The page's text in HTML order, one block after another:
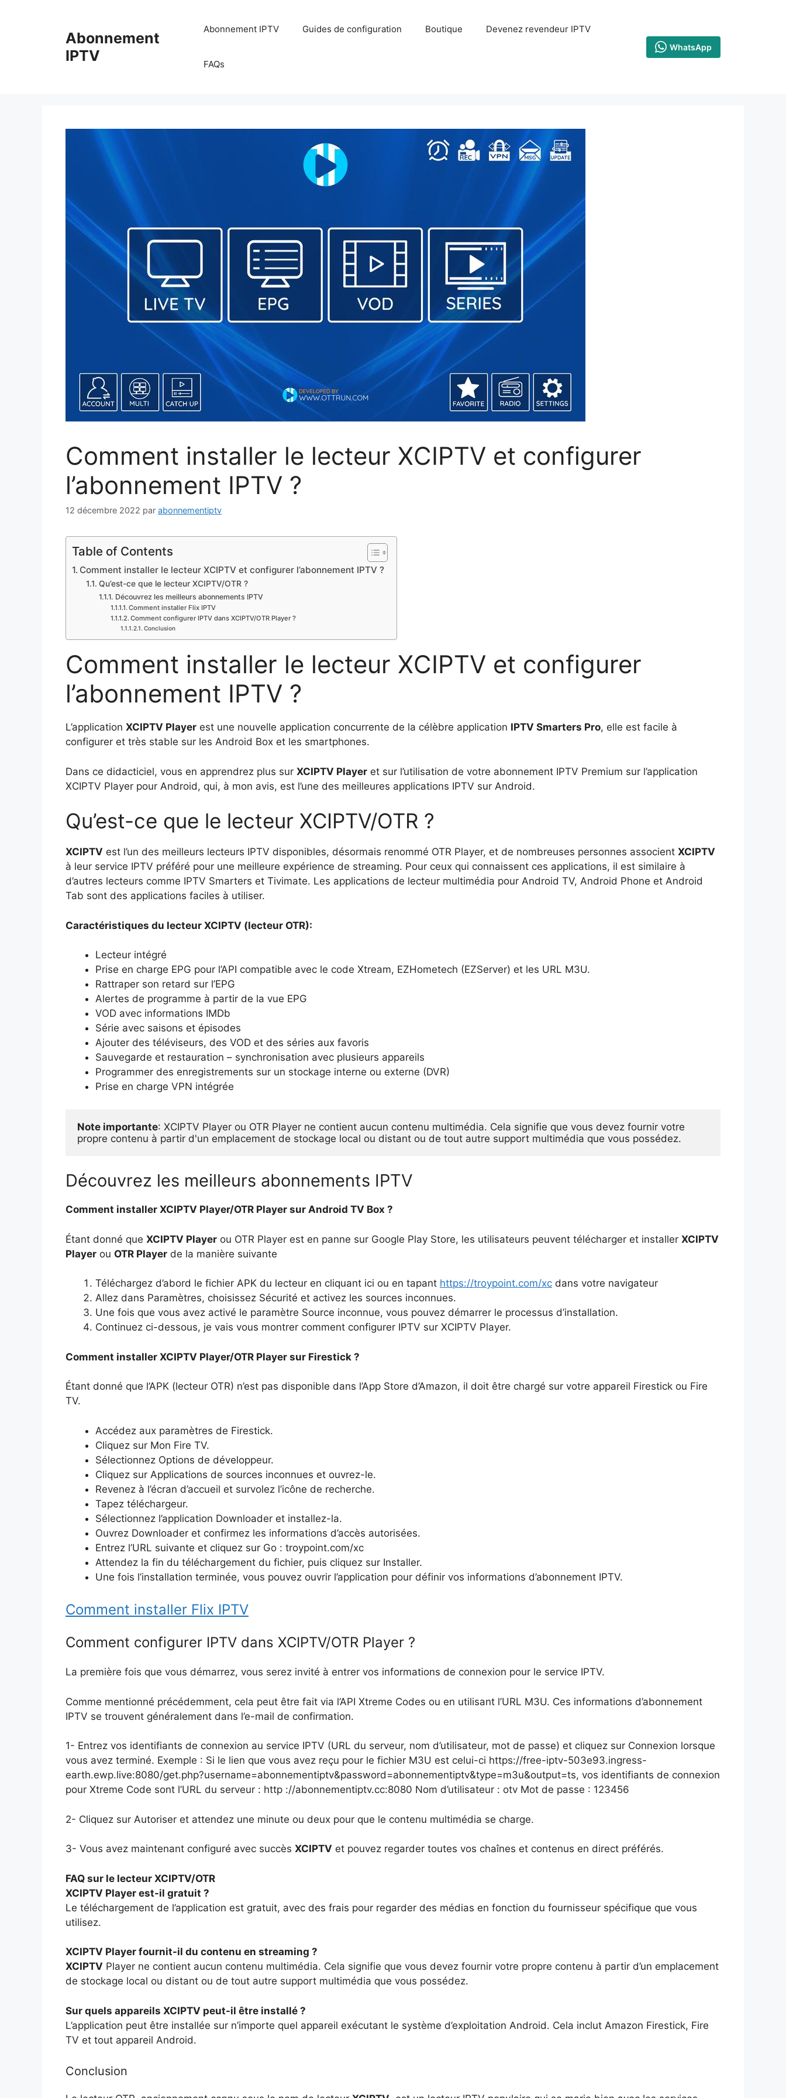
Abonnement
IPTV
Abonnement IPTV Guides de configuration Boutique Devenez revendeur IPTV
FAQs
WhatsApp
Comment installer le lecteur XCIPTV et configurer
l’abonnement IPTV ?
12 décembre 2022 par abonnementiptv
Table of Contents
Comment installer le lecteur XCIPTV et configurer l’abonnement IPTV ?
Qu’est-ce que le lecteur XCIPTV/OTR ?
Découvrez les meilleurs abonnements IPTV
Comment installer Flix IPTV
Comment configurer IPTV dans XCIPTV/OTR Player ?
Conclusion
Comment installer le lecteur XCIPTV et configurer
l’abonnement IPTV ?
L’application XCIPTV Player est une nouvelle application concurrente de la célèbre application IPTV Smarters Pro, elle est facile à
configurer et très stable sur les Android Box et les smartphones.
Dans ce didacticiel, vous en apprendrez plus sur XCIPTV Player et sur l’utilisation de votre abonnement IPTV Premium sur l’application
XCIPTV Player pour Android, qui, à mon avis, est l’une des meilleures applications IPTV sur Android.
Qu’est-ce que le lecteur XCIPTV/OTR ?
XCIPTV est l’un des meilleurs lecteurs IPTV disponibles, désormais renommé OTR Player, et de nombreuses personnes associent XCIPTV
à leur service IPTV préféré pour une meilleure expérience de streaming. Pour ceux qui connaissent ces applications, il est similaire à
d’autres lecteurs comme IPTV Smarters et Tivimate. Les applications de lecteur multimédia pour Android TV, Android Phone et Android
Tab sont des applications faciles à utiliser.
Caractéristiques du lecteur XCIPTV (lecteur OTR):
Lecteur intégré
Prise en charge EPG pour l’API compatible avec le code Xtream, EZHometech (EZServer) et les URL M3U.
Rattraper son retard sur l’EPG
Alertes de programme à partir de la vue EPG
VOD avec informations IMDb
Série avec saisons et épisodes
Ajouter des téléviseurs, des VOD et des séries aux favoris
Sauvegarde et restauration – synchronisation avec plusieurs appareils
Programmer des enregistrements sur un stockage interne ou externe (DVR)
Prise en charge VPN intégrée
Note importante: XCIPTV Player ou OTR Player ne contient aucun contenu multimédia. Cela signifie que vous devez fournir votre
propre contenu à partir d'un emplacement de stockage local ou distant ou de tout autre support multimédia que vous possédez.
Découvrez les meilleurs abonnements IPTV
Comment installer XCIPTV Player/OTR Player sur Android TV Box ?
Étant donné que XCIPTV Player ou OTR Player est en panne sur Google Play Store, les utilisateurs peuvent télécharger et installer XCIPTV
Player ou OTR Player de la manière suivante
Téléchargez d’abord le fichier APK du lecteur en cliquant ici ou en tapant https://troypoint.com/xc dans votre navigateur
Allez dans Paramètres, choisissez Sécurité et activez les sources inconnues.
Une fois que vous avez activé le paramètre Source inconnue, vous pouvez démarrer le processus d’installation.
Continuez ci-dessous, je vais vous montrer comment configurer IPTV sur XCIPTV Player.
Comment installer XCIPTV Player/OTR Player sur Firestick ?
Étant donné que l’APK (lecteur OTR) n’est pas disponible dans l’App Store d’Amazon, il doit être chargé sur votre appareil Firestick ou Fire
TV.
Accédez aux paramètres de Firestick.
Cliquez sur Mon Fire TV.
Sélectionnez Options de développeur.
Cliquez sur Applications de sources inconnues et ouvrez-le.
Revenez à l’écran d’accueil et survolez l’icône de recherche.
Tapez téléchargeur.
Sélectionnez l’application Downloader et installez-la.
Ouvrez Downloader et confirmez les informations d’accès autorisées.
Entrez l’URL suivante et cliquez sur Go : troypoint.com/xc
Attendez la fin du téléchargement du fichier, puis cliquez sur Installer.
Une fois l’installation terminée, vous pouvez ouvrir l’application pour définir vos informations d’abonnement IPTV.
Comment installer Flix IPTV
Comment configurer IPTV dans XCIPTV/OTR Player ?
La première fois que vous démarrez, vous serez invité à entrer vos informations de connexion pour le service IPTV.
Comme mentionné précédemment, cela peut être fait via l’API Xtreme Codes ou en utilisant l’URL M3U. Ces informations d’abonnement
IPTV se trouvent généralement dans l’e-mail de confirmation.
1- Entrez vos identifiants de connexion au service IPTV (URL du serveur, nom d’utilisateur, mot de passe) et cliquez sur Connexion lorsque
vous avez terminé. Exemple : Si le lien que vous avez reçu pour le fichier M3U est celui-ci https://free-iptv-503e93.ingress-
earth.ewp.live:8080/get.php?username=abonnementiptv&password=abonnementiptv&type=m3u&output=ts, vos identifiants de connexion
pour Xtreme Code sont l’URL du serveur : http ://abonnementiptv.cc:8080 Nom d’utilisateur : otv Mot de passe : 123456
2- Cliquez sur Autoriser et attendez une minute ou deux pour que le contenu multimédia se charge.
3- Vous avez maintenant configuré avec succès XCIPTV et pouvez regarder toutes vos chaînes et contenus en direct préférés.
FAQ sur le lecteur XCIPTV/OTR
XCIPTV Player est-il gratuit ?
Le téléchargement de l’application est gratuit, avec des frais pour regarder des médias en fonction du fournisseur spécifique que vous
utilisez.
XCIPTV Player fournit-il du contenu en streaming ?
XCIPTV Player ne contient aucun contenu multimédia. Cela signifie que vous devez fournir votre propre contenu à partir d’un emplacement
de stockage local ou distant ou de tout autre support multimédia que vous possédez.
Sur quels appareils XCIPTV peut-il être installé ?
L’application peut être installée sur n’importe quel appareil exécutant le système d’exploitation Android. Cela inclut Amazon Firestick, Fire
TV et tout appareil Android.
Conclusion